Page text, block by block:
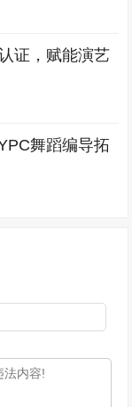
证，赋能演艺
舞蹈编导拓